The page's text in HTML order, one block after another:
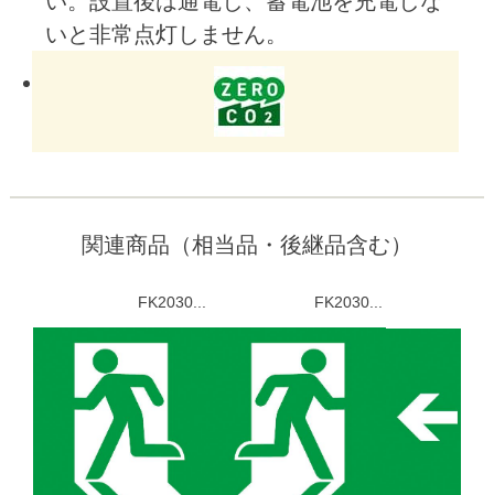
いと非常点灯しません。
関連商品（相当品・後継品含む）
FK2030... FK2030...